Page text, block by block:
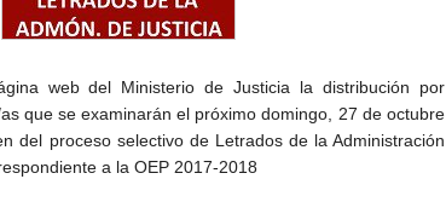
web del Ministerio de Justicia la distribución por
que se examinarán el próximo domingo, 27 de octubre
del proceso selectivo de Letrados de la Administración
a la OEP 2017-2018